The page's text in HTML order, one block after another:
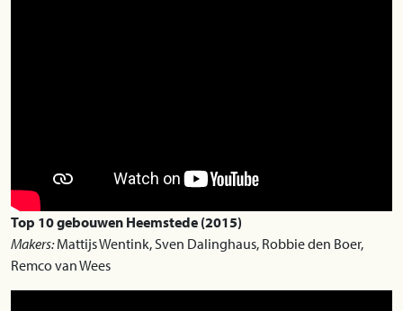
Top 10 gebouwen Heemstede (2015)
Makers:Mattijs Wentink, Sven Dalinghaus, Robbie den Boer,
Remco van Wees